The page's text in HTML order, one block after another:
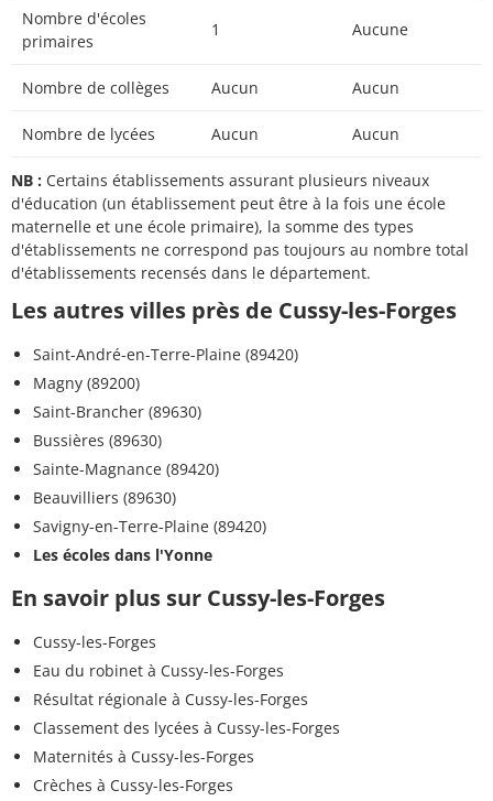
Nombre d'écoles
primaires
1 Aucune
Nombre de collèges Aucun Aucun
Nombre de lycées Aucun Aucun
NB : Certains établissements assurant plusieurs niveaux
d'éducation (un établissement peut être à la fois une école
maternelle et une école primaire), la somme des types
d'établissements ne correspond pas toujours au nombre total
d'établissements recensés dans le département.
Les autres villes près de Cussy-les-Forges
Saint-André-en-Terre-Plaine (89420)
Magny (89200)
Saint-Brancher (89630)
Bussières (89630)
Sainte-Magnance (89420)
Beauvilliers (89630)
Savigny-en-Terre-Plaine (89420)
Les écoles dans l'Yonne
En savoir plus sur Cussy-les-Forges
Cussy-les-Forges
Eau du robinet à Cussy-les-Forges
Résultat régionale à Cussy-les-Forges
Classement des lycées à Cussy-les-Forges
Maternités à Cussy-les-Forges
Crèches à Cussy-les-Forges